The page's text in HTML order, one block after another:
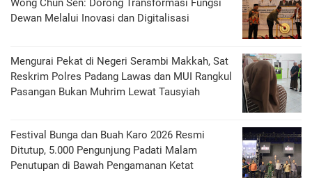
Wong Chun Sen: Dorong Transformasi Fungsi
Dewan Melalui Inovasi dan Digitalisasi
Mengurai Pekat di Negeri Serambi Makkah, Sat
Reskrim Polres Padang Lawas dan MUI Rangkul
Pasangan Bukan Muhrim Lewat Tausyiah
Festival Bunga dan Buah Karo 2026 Resmi
Ditutup, 5.000 Pengunjung Padati Malam
Penutupan di Bawah Pengamanan Ketat